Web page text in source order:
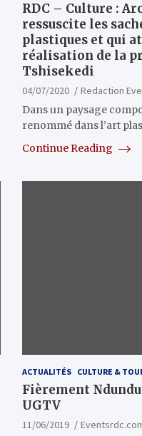
RDC – Culture :
ressuscite les
plastiques et qui
réalisation de la
Tshisekedi
04/07/2020
Redaction
Dans un paysage
renommé dans l’art
Continue Reading
ACTUALITÉS CULTURE &
Fièrement
UGTV
11/06/2019